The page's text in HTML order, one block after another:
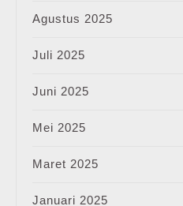
Agustus 2025
Juli 2025
Juni 2025
Mei 2025
Maret 2025
Januari 2025